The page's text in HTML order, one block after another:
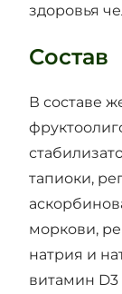
здоровья
Состав
В составе
тапиоки,
моркови,
натрия и
витамин D3